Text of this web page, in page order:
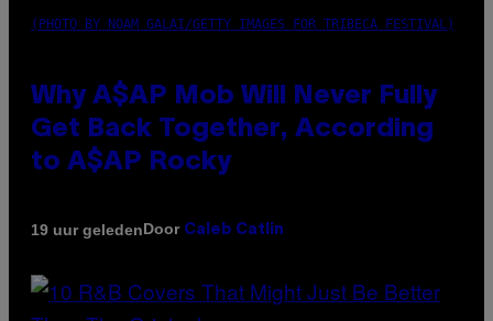
(PHOTO BY NOAM GALAI/GETTY IMAGES FOR TRIBECA FESTIVAL)
Why A$AP Mob Will Never Fully
Get Back Together, According
to A$AP Rocky
19 uur geledenDoor Caleb Catlin